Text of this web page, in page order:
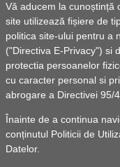
Vă aducem la cunoștință
site utilizează fișiere de
politica site-ului pentru a
("Directiva E-Privacy") si
protectia persoanelor
cu caracter personal si
abrogare a Directivei 95/
Înainte de a continua
conținutul Politicii de
Datelor.